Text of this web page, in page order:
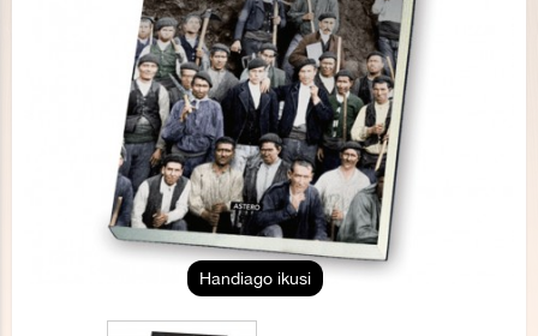
Handiago ikusi